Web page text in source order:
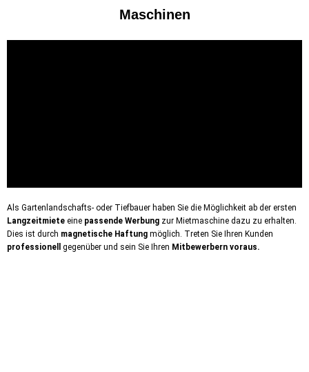
Maschinen
Als Gartenlandschafts- oder Tiefbauer haben Sie die Möglichkeit ab der ersten
Langzeitmiete eine passende Werbung zur Mietmaschine dazu zu erhalten.
Dies ist durch magnetische Haftung möglich. Treten Sie Ihren Kunden
professionell
gegenüber und sein Sie Ihren Mitbewerbern voraus.